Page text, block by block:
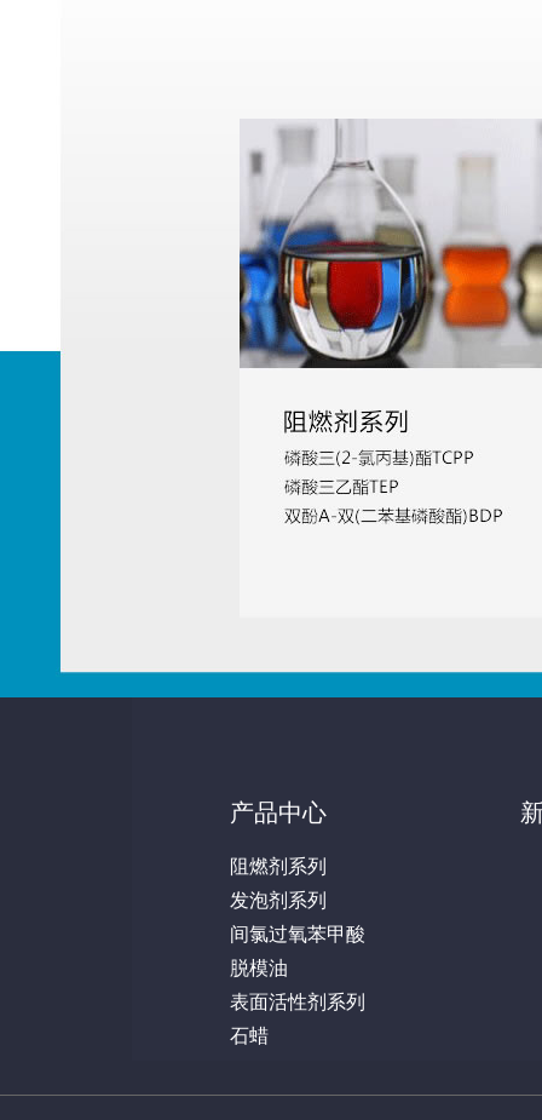
产品中心
阻燃剂系列
发泡剂系列
间氯过氧苯甲酸
脱模油
表面活性剂系列
石蜡